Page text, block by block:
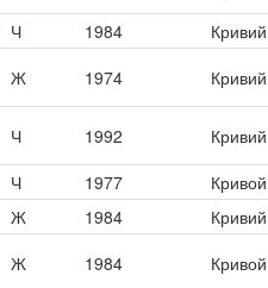
Ч 1984
Кривий
Ж 1974 Кривий
Ч 1992
Кривий
Ч 1977
Ж 1984
Кривий
Ж 1984